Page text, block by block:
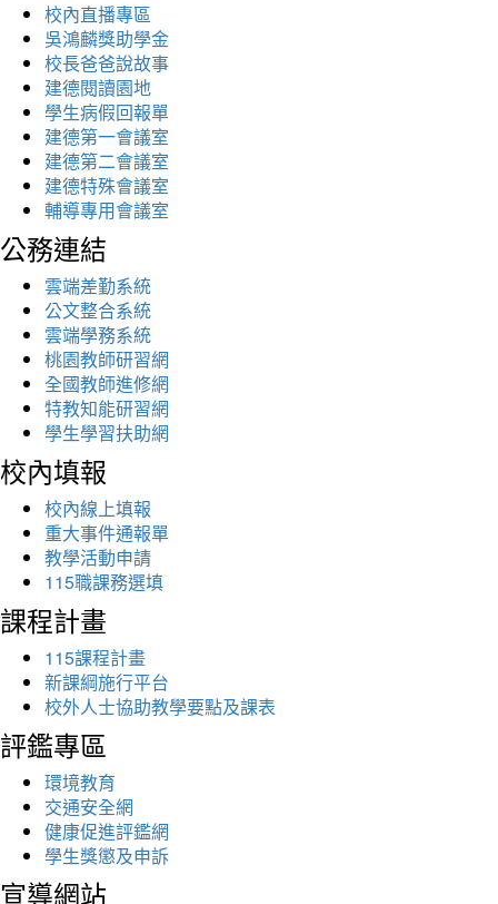
校內直播專區
吳鴻麟獎助學金
校長爸爸說故事
建德閱讀園地
學生病假回報單
建德第一會議室
建德第二會議室
建德特殊會議室
輔導專用會議室
公務連結
雲端差勤系統
公文整合系統
雲端學務系統
桃園教師研習網
全國教師進修網
特教知能研習網
學生學習扶助網
校內填報
校內線上填報
重大事件通報單
教學活動申請
115職課務選填
課程計畫
115課程計畫
新課綱施行平台
校外人士協助教學要點及課表
評鑑專區
環境教育
交通安全網
健康促進評鑑網
學生獎懲及申訴
宣導網站